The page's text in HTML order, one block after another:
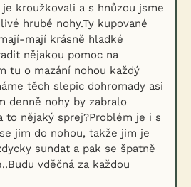
kroužkovali a s hnůzou jsme
hrubé nohy.Ty kupované
mají krásně hladké
nějakou pomoc na
tu o mazání nohou každý
těch slepic dohromady asi
denně nohy by zabralo
to nějaký sprej?Problém je i s
jim do nohou, takže jim je
sundat a pak se špatně
vděčná za každou